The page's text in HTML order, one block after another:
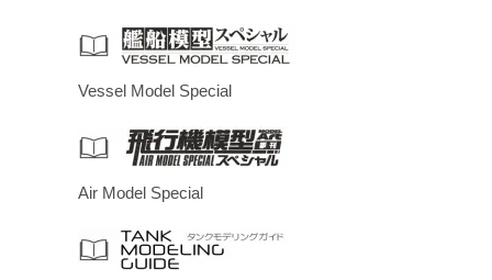
Vessel Model Special
Air Model Special